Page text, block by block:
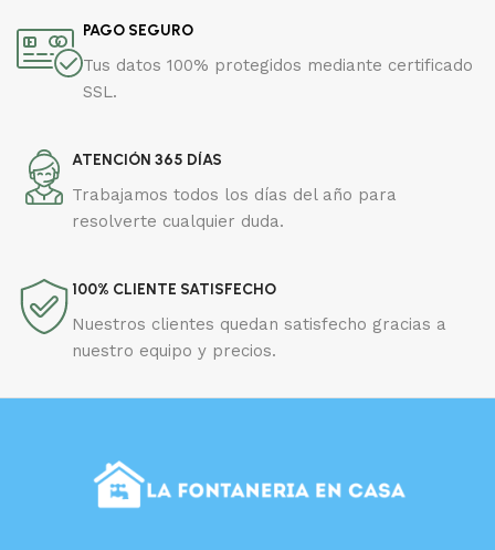
PAGO SEGURO
Tus datos 100% protegidos mediante certificado
SSL.
ATENCIÓN 365 DÍAS
Trabajamos todos los días del año para
resolverte cualquier duda.
100% CLIENTE SATISFECHO
Nuestros clientes quedan satisfecho gracias a
nuestro equipo y precios.